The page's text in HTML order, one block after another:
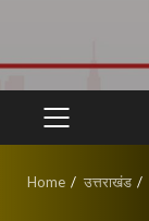
PRIMARY
Home उत्तराखंड